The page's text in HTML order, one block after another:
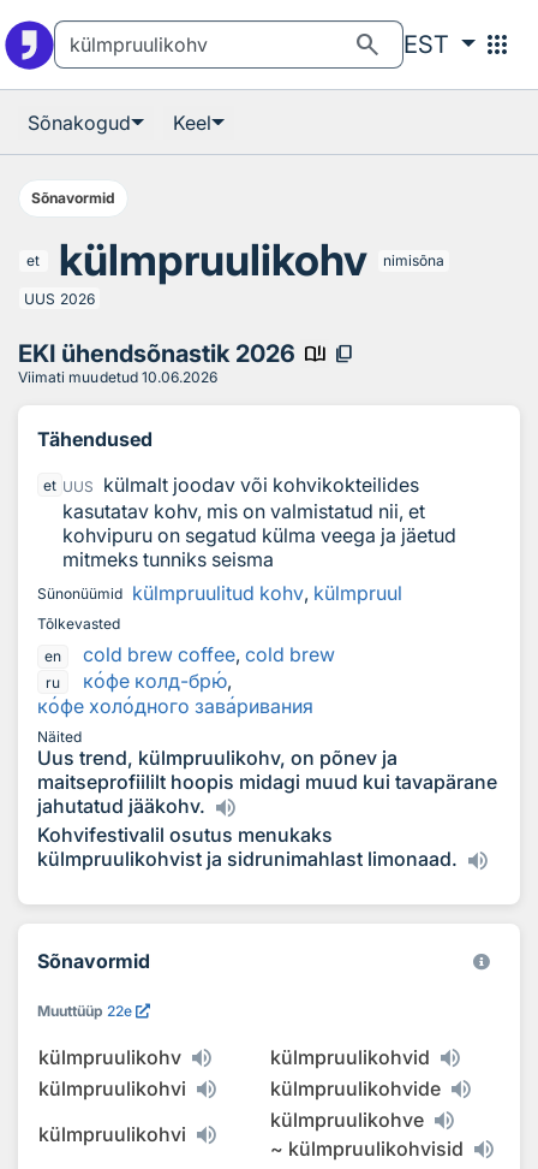
search EST apps
Sõnakogud Keel
Sõnavormid
et külmpruulikohv nimisõna
UUS 2026
EKI ühendsõnastik 2026 book_ribbon content_copy
Viimati muudetud 10.06.2026
Tähendused
et UUS
külmalt joodav või kohvikokteilides
kasutatav kohv, mis on valmistatud nii, et
kohvipuru on segatud külma veega ja jäetud
mitmeks tunniks seisma
Sünonüümid külmpruulitud kohv, külmpruul
Tõlkevasted
en
cold brew coffee, cold brew
ru кофе колд-брю,
кофе холодного заваривания
Näited
Uus trend, külmpruulikohv, on põnev ja
maitseprofiililt hoopis midagi muud kui tavapärane
jahutatud jääkohv.
Kohvifestivalil osutus menukaks
külmpruulikohvist ja sidrunimahlast limonaad.
Sõnavormid
Muuttüüp 22e
külmpruulikohv
külmpruulikohvid
külmpruulikohvi
külmpruulikohvide
külmpruulikohvi
külmpruulikohve
~ külmpruulikohvisid